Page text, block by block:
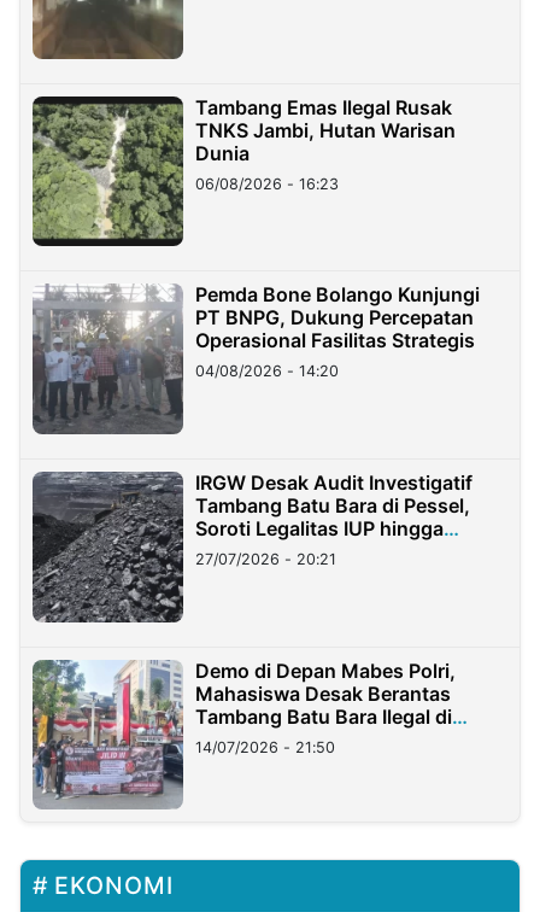
Tambang Emas Ilegal Rusak
TNKS Jambi, Hutan Warisan
Dunia
06/08/2026 - 16:23
Pemda Bone Bolango Kunjungi
PT BNPG, Dukung Percepatan
Operasional Fasilitas Strategis
04/08/2026 - 14:20
IRGW Desak Audit Investigatif
Tambang Batu Bara di Pessel,
Soroti Legalitas IUP hingga
Stockpile
27/07/2026 - 20:21
Demo di Depan Mabes Polri,
Mahasiswa Desak Berantas
Tambang Batu Bara Ilegal di
Lampung
14/07/2026 - 21:50
EKONOMI